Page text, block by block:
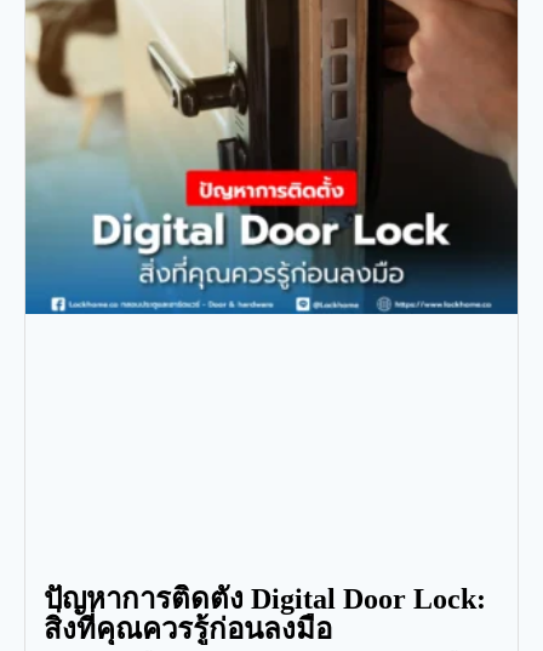
ปัญหาการติดตั้ง Digital Door Lock:
สิ่งที่คุณควรรู้ก่อนลงมือ